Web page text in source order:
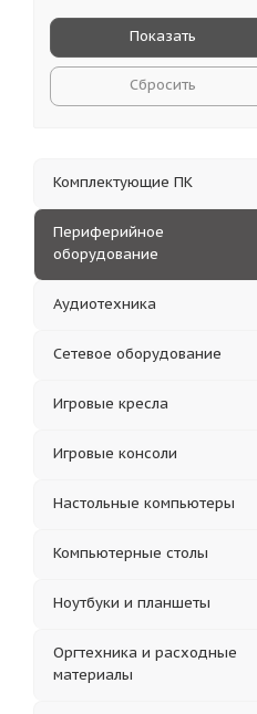
Сбросить
Комплектующие ПК
Периферийное
оборудование
Аудиотехника
Сетевое оборудование
Игровые кресла
Игровые консоли
Настольные компьютеры
Компьютерные столы
Ноутбуки и планшеты
Оргтехника и расходные
материалы